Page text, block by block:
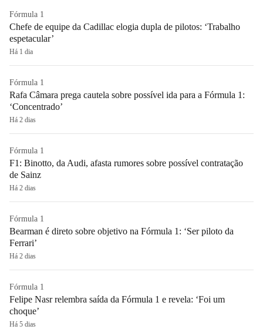
Fórmula 1
Chefe de equipe da Cadillac elogia dupla de pilotos: ‘Trabalho
espetacular’
Há 1 dia
Fórmula 1
Rafa Câmara prega cautela sobre possível ida para a Fórmula 1:
‘Concentrado’
Há 2 dias
Fórmula 1
F1: Binotto, da Audi, afasta rumores sobre possível contratação
de Sainz
Há 2 dias
Fórmula 1
Bearman é direto sobre objetivo na Fórmula 1: ‘Ser piloto da
Ferrari’
Há 2 dias
Fórmula 1
Felipe Nasr relembra saída da Fórmula 1 e revela: ‘Foi um
choque’
Há 5 dias